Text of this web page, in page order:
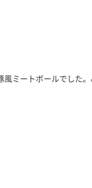
ミートボールでした